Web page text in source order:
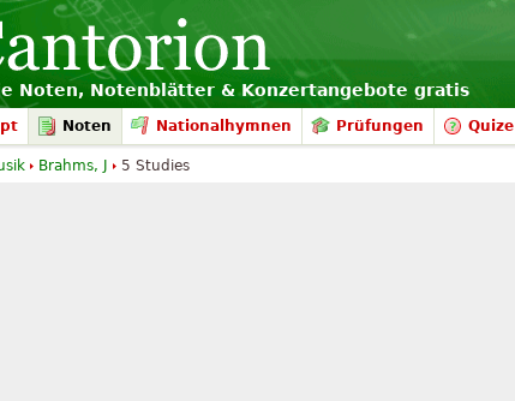
Noten, Notenblätter & Konzertangebote gratis
Noten Nationalhymnen Prüfungen Quize
Brahms, J 5 Studies